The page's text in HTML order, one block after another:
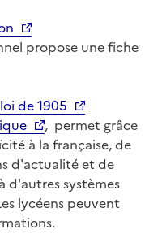
propose une fiche
de 1905
, permet grâce
à la française, de
d'actualité et de
d'autres systèmes
lycéens peuvent